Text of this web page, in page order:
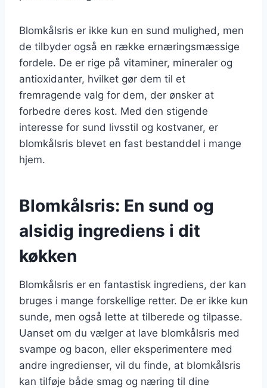
Blomkålsris er ikke kun en sund mulighed, men
de tilbyder også en række ernæringsmæssige
fordele. De er rige på vitaminer, mineraler og
antioxidanter, hvilket gør dem til et
fremragende valg for dem, der ønsker at
forbedre deres kost. Med den stigende
interesse for sund livsstil og kostvaner, er
blomkålsris blevet en fast bestanddel i mange
hjem.
Blomkålsris: En sund og
alsidig ingrediens i dit
køkken
Blomkålsris er en fantastisk ingrediens, der kan
bruges i mange forskellige retter. De er ikke kun
sunde, men også lette at tilberede og tilpasse.
Uanset om du vælger at lave blomkålsris med
svampe og bacon, eller eksperimentere med
andre ingredienser, vil du finde, at blomkålsris
kan tilføje både smag og næring til dine